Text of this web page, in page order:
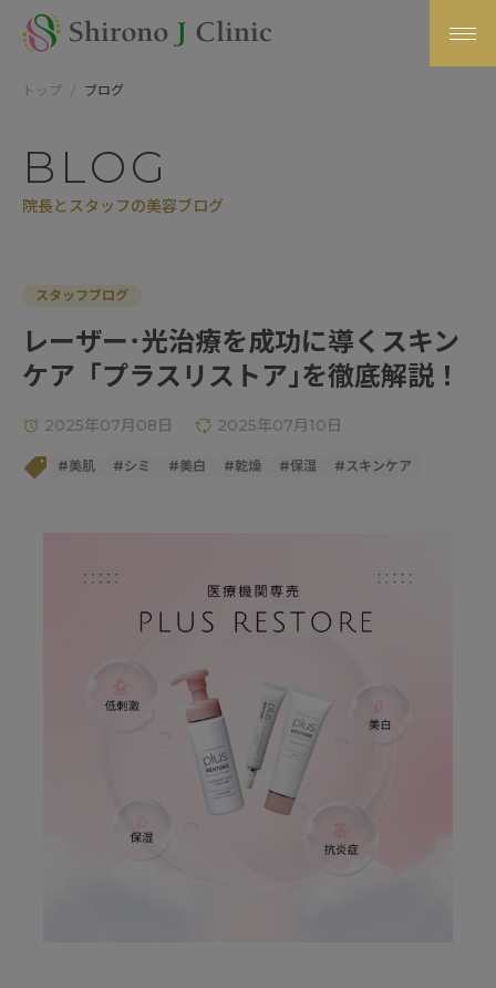
トップ ブログ
BLOG
院長とスタッフの美容ブログ
スタッフブログ
レーザー･光治療を成功に導くスキン
ケア「プラスリストア｣を徹底解説！
2025年07月08日 2025年07月10日
#美肌 #シミ #美白 #乾燥 #保湿 #スキンケア